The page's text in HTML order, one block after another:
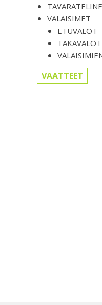
VALAISIMET
ETUVALOT
TAKAVALOT
VAATTEET